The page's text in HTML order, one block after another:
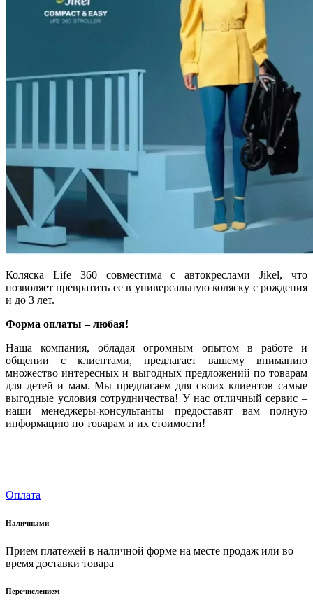
Коляска Life 360 совместима с автокреслами Jikel, что
позволяет превратить ее в универсальную коляску с рождения
и до 3 лет.
Форма оплаты – любая!
Наша компания, обладая огромным опытом в работе и
общении с клиентами, предлагает вашему вниманию
множество интересных и выгодных предложений по товарам
для детей и мам. Мы предлагаем для своих клиентов самые
выгодные условия сотрудничества! У нас отличный сервис –
наши менеджеры-консультанты предоставят вам полную
информацию по товарам и их стоимости!
Оплата
Наличными
Прием платежей в наличной форме на месте продаж или во
время доставки товара
Перечислением